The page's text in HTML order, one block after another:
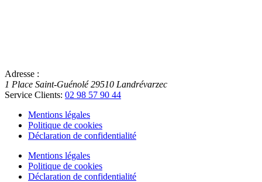
Adresse :
1 Place Saint-Guénolé 29510 Landrévarzec
Service Clients: 02 98 57 90 44
Mentions légales
Politique de cookies
Déclaration de confidentialité
Mentions légales
Politique de cookies
Déclaration de confidentialité